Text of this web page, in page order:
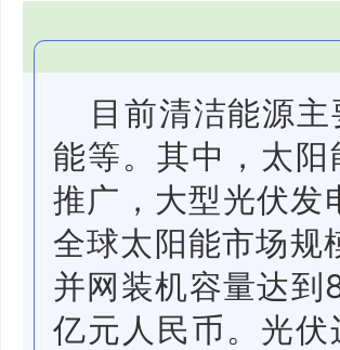
目前清洁能源
能等。其中，太
推广，大型光伏
全球太阳能市场规
并网装机容量达到
亿元人民币。光